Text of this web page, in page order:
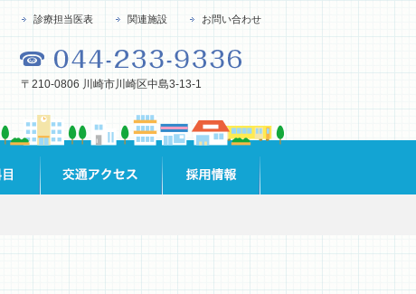
〒210-0806 川崎市川崎区中島3-13-1
診療担当医表 関連施設 お問い合わせ